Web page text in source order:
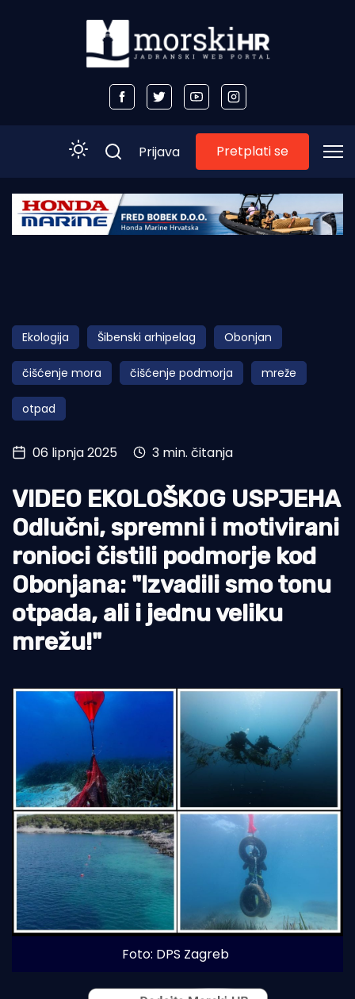
Početna
Obala
Otoci
Turizam i nautika
Pomorstvo
Ribolov
Tradicija i kultura
Prijava Pretplati se
Ekologija Šibenski arhipelag Obonjan
čišćenje mora čišćenje podmorja mreže
otpad
06 lipnja 2025 3 min. čitanja
VIDEO EKOLOŠKOG USPJEHA
Odlučni, spremni i motivirani
ronioci čistili podmorje kod
Obonjana: "Izvadili smo tonu
otpada, ali i jednu veliku
mrežu!"
Foto: DPS Zagreb